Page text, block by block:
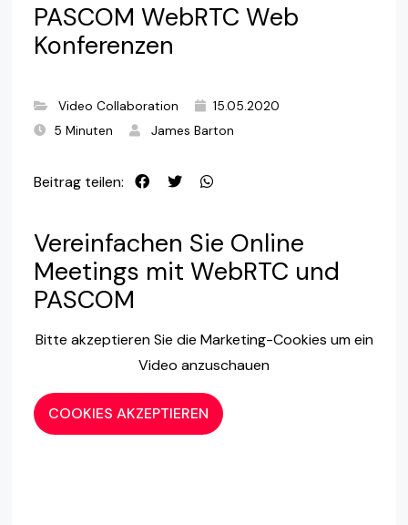
PASCOM WebRTC Web
Konferenzen
Video Collaboration
15.05.2020
5 Minuten
James Barton
Beitrag teilen:
Vereinfachen Sie Online
Meetings mit WebRTC und
PASCOM
Bitte akzeptieren Sie die Marketing-Cookies um ein
Video anzuschauen
COOKIES AKZEPTIEREN